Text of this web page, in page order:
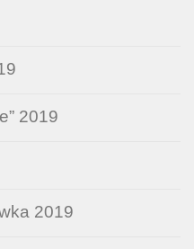
2019
2019